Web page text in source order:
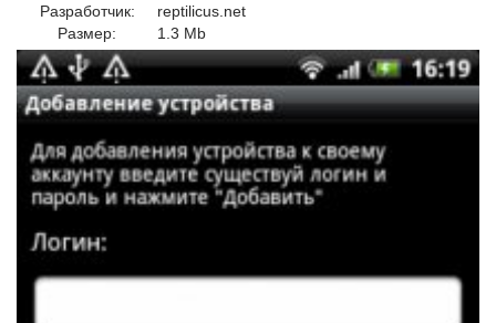
Разработчик:
reptilicus.net
Размер:
1.3 Mb